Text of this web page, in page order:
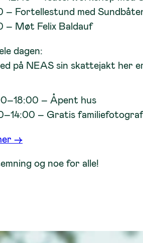
– Fortellestund med
– Møt Felix Baldauf
dagen:
på NEAS sin skattejakt her
– Åpent hus
– Gratis
→
og noe for alle!